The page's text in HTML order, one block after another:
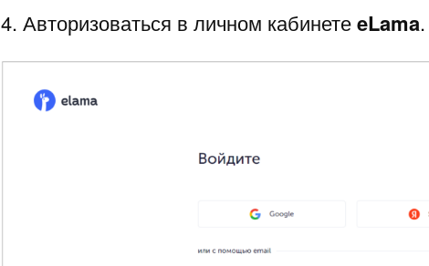
4. Авторизоваться в личном кабинетеeLama.